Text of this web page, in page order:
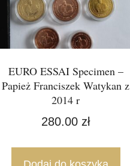
EURO ESSAI Specimen –
Papież Franciszek Watykan z
2014 r
280.00 zł